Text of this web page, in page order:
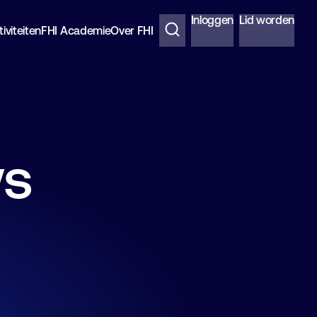
FHI AcademieOver FHI
Inloggen Lid worden